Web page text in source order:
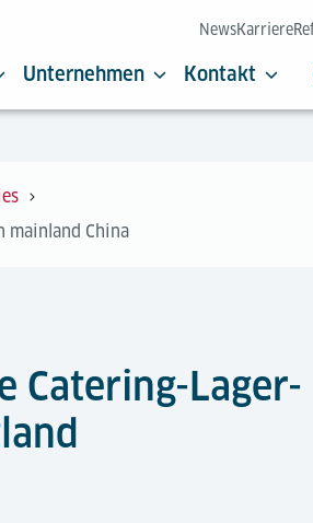
NewsKarriere
Unternehmen Kontakt
mainland China
Catering-Lager-